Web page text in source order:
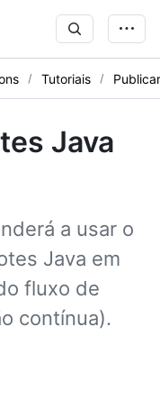
Tutoriais
Java
a usar o
Java em
fluxo de
contínua).